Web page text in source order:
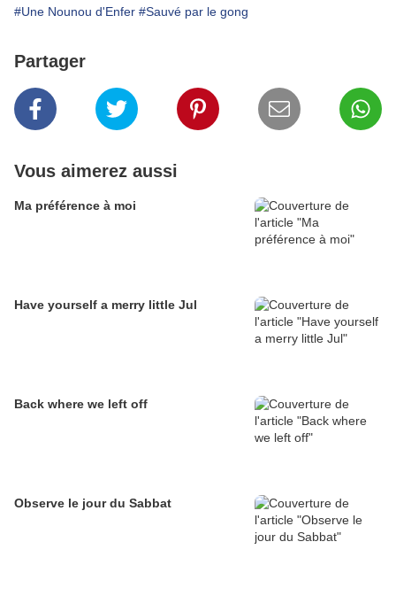
#Une Nounou d'Enfer #Sauvé par le gong
Partager
Vous aimerez aussi
Ma préférence à moi
Have yourself a merry little Jul
Back where we left off
Observe le jour du Sabbat